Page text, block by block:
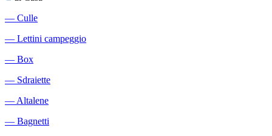
― Culle
― Lettini campeggio
― Box
― Sdraiette
―Altalene
― Bagnetti